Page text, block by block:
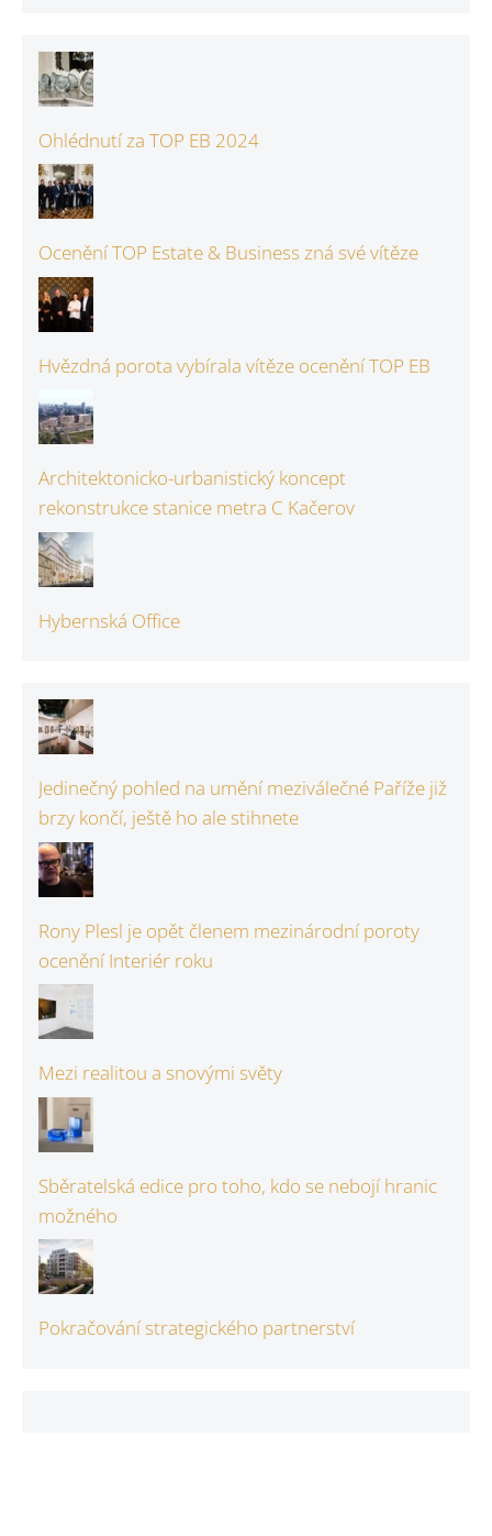
Ohlédnutí za TOP EB 2024
Ocenění TOP Estate & Business zná své vítěze
Hvězdná porota vybírala vítěze ocenění TOP EB
Architektonicko-urbanistický koncept
rekonstrukce stanice metra C Kačerov
Hybernská Office
Jedinečný pohled na umění meziválečné Paříže již
brzy končí, ještě ho ale stihnete
Rony Plesl je opět členem mezinárodní poroty
ocenění Interiér roku
Mezi realitou a snovými světy
Sběratelská edice pro toho, kdo se nebojí hranic
možného
Pokračování strategického partnerství